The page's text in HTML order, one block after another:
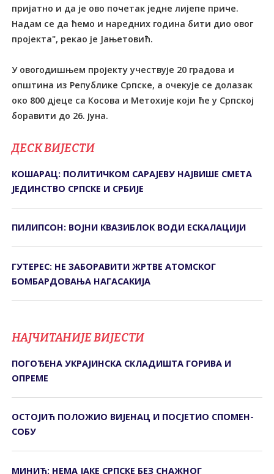
пријатно и да је ово почетак једне лијепе приче.
Надам се да ћемо и наредних година бити дио овог
пројекта", рекао је Јањетовић.
У овогодишњем пројекту учествује 20 градова и
општина из Републике Српске, а очекује се долазак
око 800 дјеце са Косова и Метохије који ће у Српској
боравити до 26. јуна.
ДЕСК ВИЈЕСТИ
КОШАРАЦ: ПОЛИТИЧКОМ САРАЈЕВУ НАЈВИШЕ СМЕТА
ЈЕДИНСТВО СРПСКЕ И СРБИЈЕ
ПИЛИПСОН: ВОЈНИ КВАЗИБЛОК ВОДИ ЕСКАЛАЦИЈИ
ГУТЕРЕС: НЕ ЗАБОРАВИТИ ЖРТВЕ АТОМСКОГ
БОМБАРДОВАЊА НАГАСАКИЈА
НАЈЧИТАНИЈЕ ВИЈЕСТИ
ПОГОЂЕНА УКРАЈИНСКА СКЛАДИШТА ГОРИВА И
ОПРЕМЕ
ОСТОЈИЋ ПОЛОЖИО ВИЈЕНАЦ И ПОСЈЕТИО СПОМЕН-
СОБУ
МИНИЋ: НЕМА ЈАКЕ СРПСКЕ БЕЗ СНАЖНОГ